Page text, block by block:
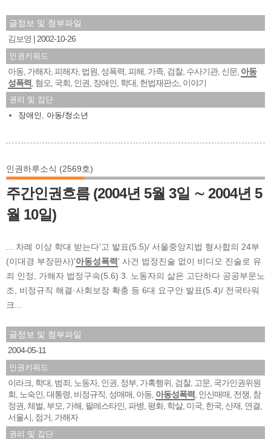
글정보 및 첨부파일
김보영
2002-10-26
인권키워드
아동 가해자, 피해자, 법원 성폭력 피해 가족 검찰, 수사기관, 신문 아동
성폭력 혐오 국회 인권 장애인 학대 헌법재판소 이야기
권리 및 집단
장애인
아동/청소년
인권하루소식 (2569호)
주간인권흐름 (2004년 5월 3일 ∼ 2004년 5
월 10일)
... 차례 이상 학대 받는다'고 발표(5.5)/ 서울중앙지법 형사합의 24부
(이대경 부장판사)'아동성폭력' 사건 법정진술 없이 비디오 진술로 유
죄 인정, 가해자 법정구속(5.6) 3. 노동자의 삶은 고단하다 공공부문노
조, 비정규직 해결·사회보장 확충 등 6대 요구안 발표(5.4)/ 전국타워
크...
글정보 및 첨부파일
2004-05-11
인권키워드
이라크 학대 범죄 노동자, 인권 정부 가혹행위 검찰, 고문 국가인권위원
회 노숙인 대통령 비정규직 성매매 아동 아동성폭력 인신매매 전쟁 참
정권 체벌 부모 가해 팔레스타인 파병 평화, 학살, 미국 한국 산재 연결
서울시 점거 가해자
권리 및 집단